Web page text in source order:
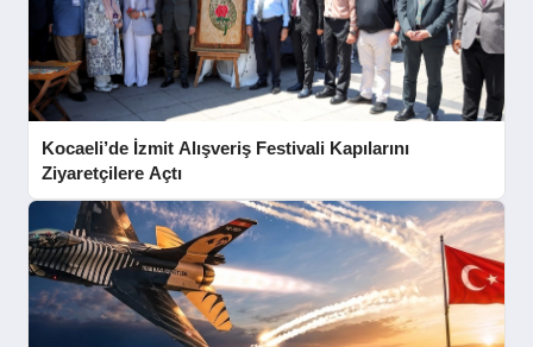
Kocaeli’de İzmit Alışveriş Festivali Kapılarını
Ziyaretçilere Açtı